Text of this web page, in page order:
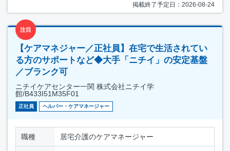
掲載終了予定日：2026-08-24
注目
【ケアマネジャー／正社員】在宅で生活されてい
る方のサポートなど◆大手「ニチイ」の安定基盤
／ブランク可
ニチイケアセンター一関 株式会社ニチイ学
館/B433I51M35F01
正社員 ヘルパー・ケアマネージャー
職種 居宅介護のケアマネージャー